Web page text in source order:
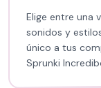
Elige entre una
sonidos y
único a tus
Sprunki